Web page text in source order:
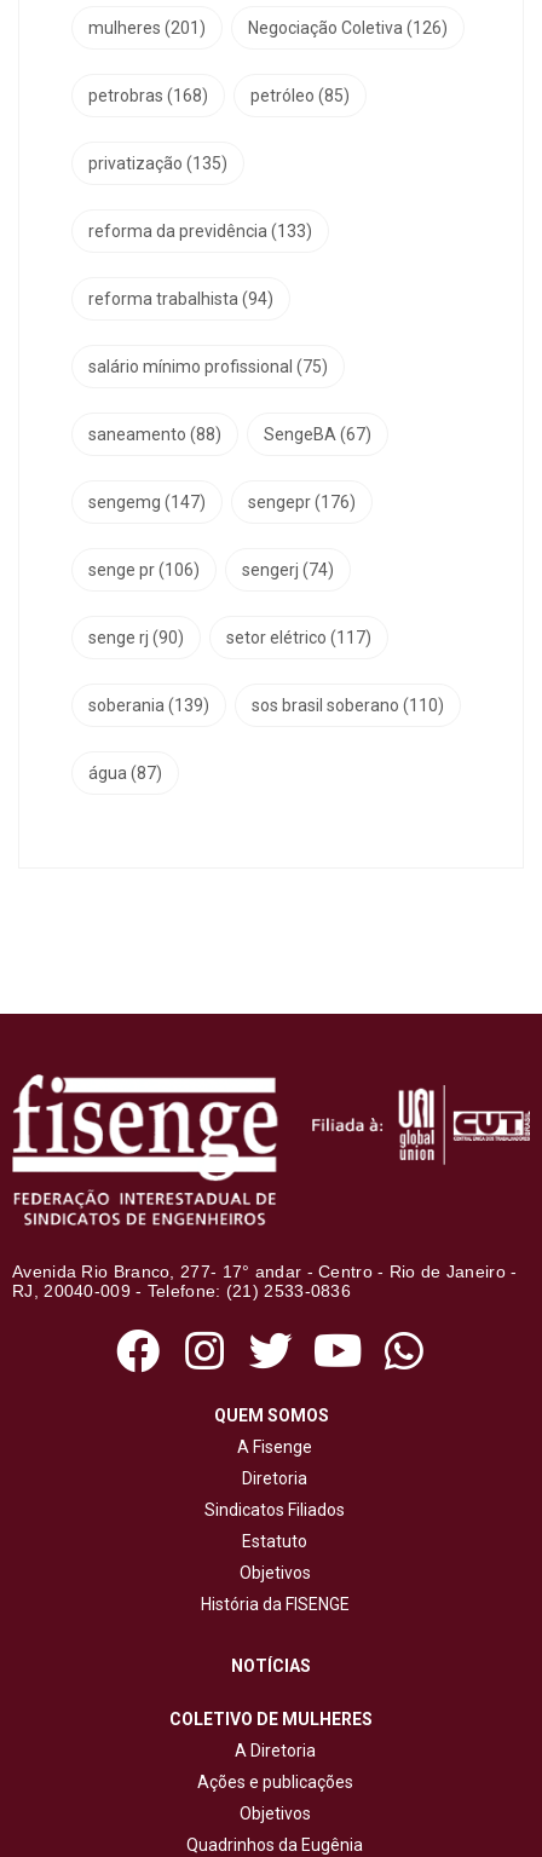
mulheres (201) Negociação Coletiva (126)
petrobras (168) petróleo (85)
privatização (135)
reforma da previdência (133)
reforma trabalhista (94)
salário mínimo profissional (75)
saneamento (88) SengeBA (67)
sengemg (147) sengepr(176)
senge pr(106) sengerj (74)
senge rj (90) setor elétrico (117)
soberania (139) sos brasil soberano (110)
água (87)
Avenida Rio Branco, 277- 17° andar - Centro - Rio de Janeiro -
RJ, 20040-009 - Telefone: (21) 2533-0836
QUEM SOMOS
A Fisenge
Diretoria
Sindicatos Filiados
Estatuto
Objetivos
História da FISENGE
NOTÍCIAS
COLETIVO DE MULHERES
A Diretoria
Ações e publicações
Objetivos
Quadrinhos da Eugênia